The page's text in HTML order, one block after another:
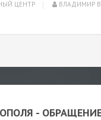
ЦЕНТР ВЛАДИМИР
-